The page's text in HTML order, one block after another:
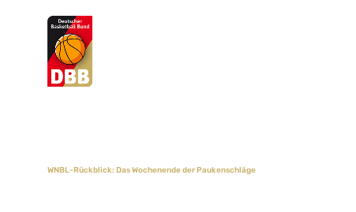
Suchvorschläge
WNBL-Rückblick: Das Wochenende der Paukenschläge